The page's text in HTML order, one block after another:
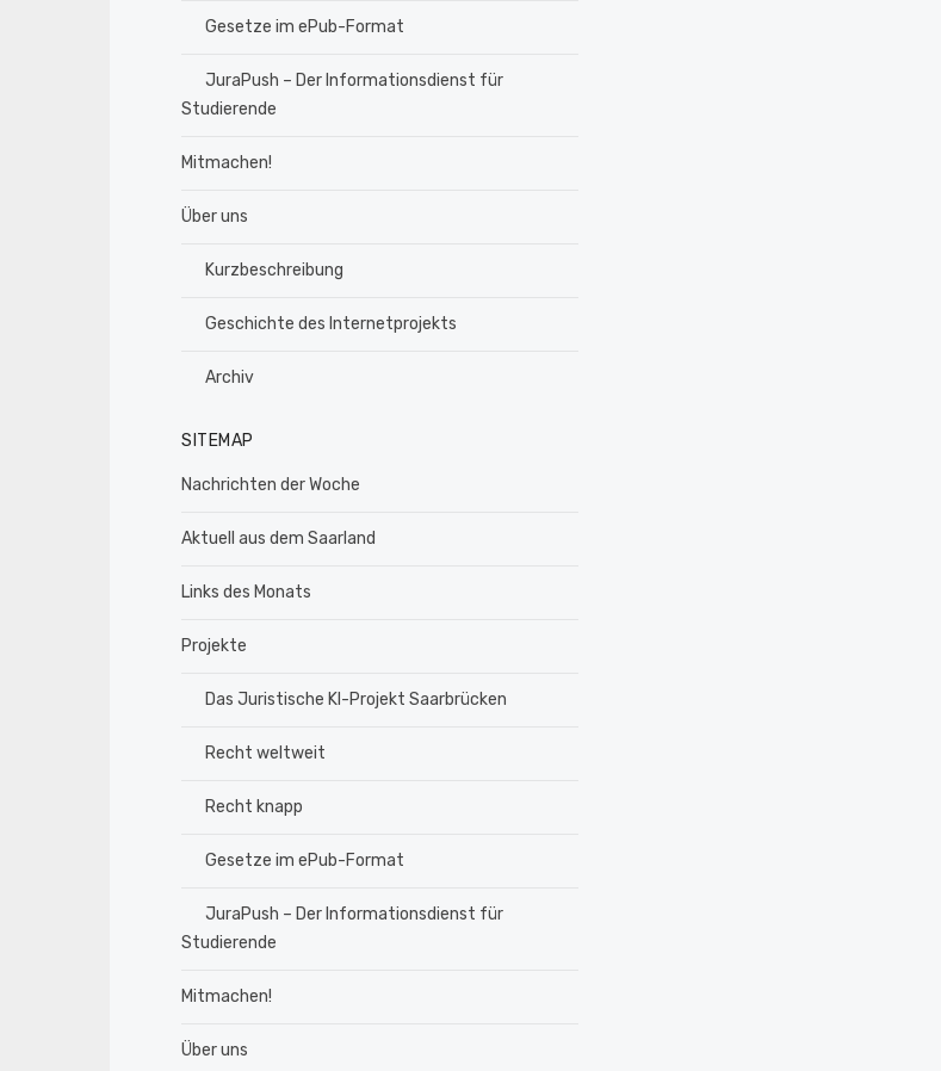
Gesetze im ePub-Format
JuraPush – Der Informationsdienst für
Studierende
Mitmachen!
Über uns
Kurzbeschreibung
Geschichte des Internetprojekts
Archiv
SITEMAP
Nachrichten der Woche
Aktuell aus dem Saarland
Links des Monats
Projekte
Das Juristische KI-Projekt Saarbrücken
Recht weltweit
Recht knapp
Gesetze im ePub-Format
JuraPush – Der Informationsdienst für
Studierende
Mitmachen!
Über uns